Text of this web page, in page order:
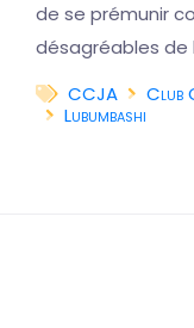
de se prémunir
désagréables de
CCJA
Club
Lubumbashi